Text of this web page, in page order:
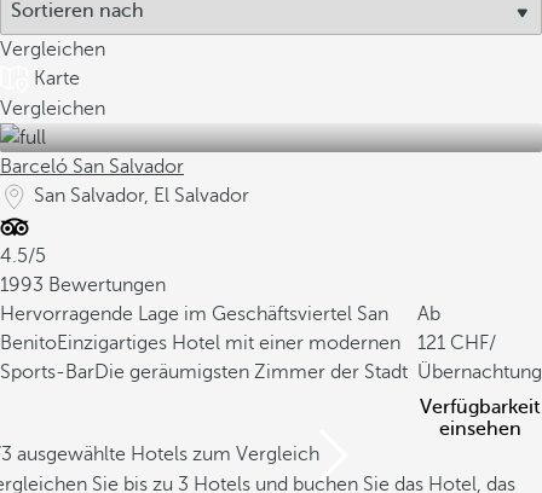
Vergleichen
Karte
Vergleichen
Barceló San Salvador
San Salvador, El Salvador
4.5/5
1993 Bewertungen
Hervorragende Lage im Geschäftsviertel San
BenitoEinzigartiges Hotel mit einer modernen
Sports-BarDie geräumigsten Zimmer der Stadt
Ab
121
/
Übernachtung
Verfügbarkeit
einsehen
ausgewählte Hotels zum Vergleich
Sie bis zu 3 Hotels und buchen Sie das Hotel, das